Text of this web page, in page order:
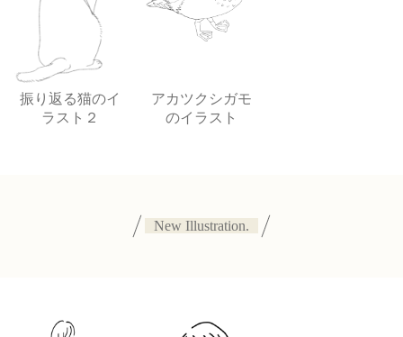
振り返る猫のイ
ラスト２
アカツクシガモ
のイラスト
New Illustration.